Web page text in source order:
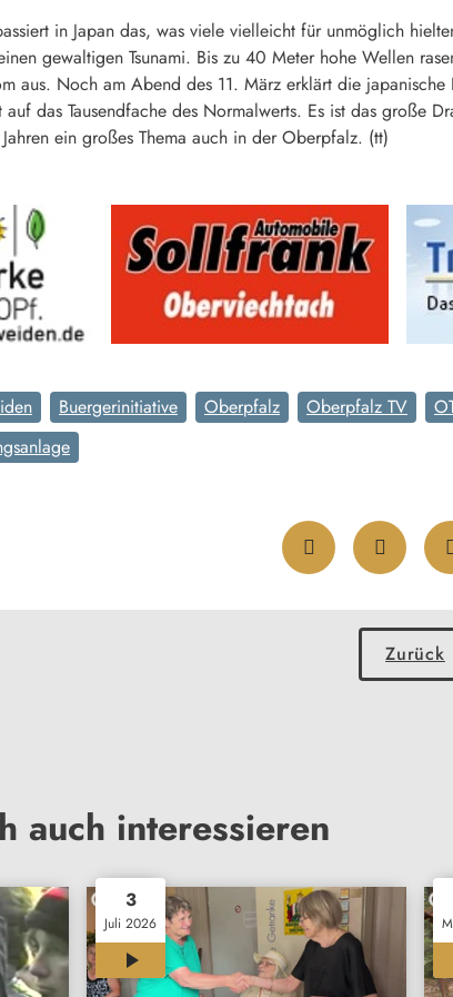
in Japan das, was viele vielleicht für unmöglich
gewaltigen Tsunami. Bis zu 40 Meter hohe Wellen
aus. Noch am Abend des 11. März erklärt die
das Tausendfache des Normalwerts. Es ist das große
ein großes Thema auch in der Oberpfalz. (tt)
Buergerinitiative Oberpfalz Oberpfalz TV
Zurück
auch interessieren
3
Juli 2026